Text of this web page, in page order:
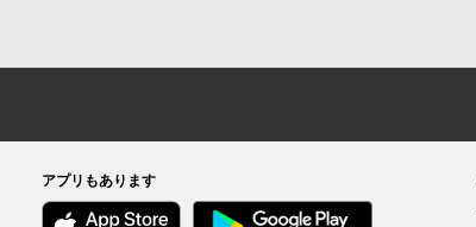
アプリもあります